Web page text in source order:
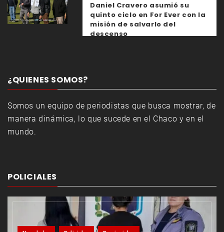
Daniel Cravero asumió su
quinto ciclo en For Ever con la
misión de salvarlo del
descenso
¿QUIENES SOMOS?
Somos un equipo de periodistas que busca mostrar, de
manera dinámica, lo que sucede en el Chaco y en el
mundo.
POLICIALES